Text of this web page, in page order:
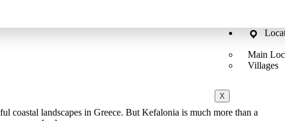
Main
Villages
X
for its beaches, turquoise waters and dramatic coastal views.
coastal landscapes in Greece. But Kefalonia is much more than a